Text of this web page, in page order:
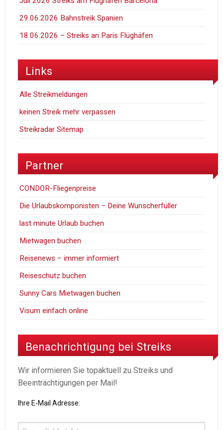
29.06.2026 Bahnstreik Spanien
18.06.2026 – Streiks an Paris Flüghäfen
Links
Alle Streikmeldungen
keinen Streik mehr verpassen
Streikradar Sitemap
Partner
CONDOR-Fliegenpreise
Die Urlaubskomponisten – Deine Wunscherfüller
last minute Urlaub buchen
Mietwagen buchen
Reisenews – immer informiert
Reiseschutz buchen
Sunny Cars Mietwagen buchen
Visum einfach online
Benachrichtigung bei Streiks
Wir informieren Sie topaktuell zu Streiks und
Beeinträchtigungen per Mail!
Ihre E-Mail Adresse: